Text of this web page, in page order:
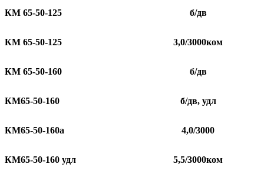
КМ 65-50-125 б/дв
КМ 65-50-125 3,0/3000ком
КМ 65-50-160 б/дв
КМ65-50-160 б/дв, удл
КМ65-50-160а 4,0/3000
КМ65-50-160 удл 5,5/3000ком